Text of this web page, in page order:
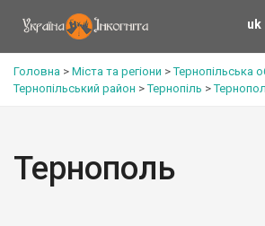
uk
Головна > Міста та регіони >Тернопільська
Тернопільський район >Тернопіль >
Тернополь